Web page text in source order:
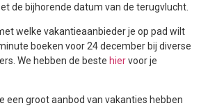
de bijhorende datum van de terugvlucht.
welke vakantieaanbieder je op pad wilt
boeken voor 24 december bij diverse
We hebben de beste hiervoor je
een groot aanbod van vakanties hebben